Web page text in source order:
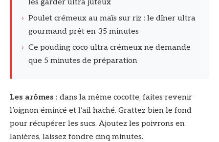
les garder ultra juteux
› Poulet crémeux au maïs sur riz : le dîner ultra
gourmand prêt en 35 minutes
› Ce pouding coco ultra crémeux ne demande
que 5 minutes de préparation
Les arômes : dans la même cocotte, faites revenir
l’oignon émincé et l’ail haché. Grattez bien le fond
pour récupérer les sucs. Ajoutez les poivrons en
lanières, laissez fondre cinq minutes.